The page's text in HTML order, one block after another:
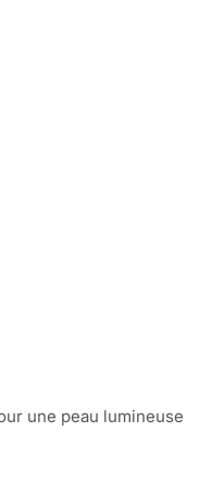
une peau lumineuse